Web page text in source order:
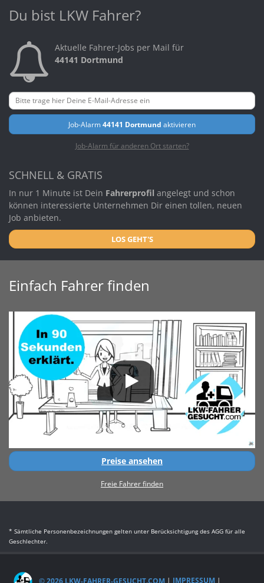
Du bist LKW Fahrer?
Aktuelle Fahrer-Jobs per Mail für
44141 Dortmund
Job-Alarm44141 Dortmund aktivieren
Job-Alarm für anderen Ort starten?
SCHNELL & GRATIS
In nur 1 Minute ist Dein Fahrerprofil angelegt und schon
können interessierte Unternehmen Dir einen tollen, neuen
Job anbieten.
LOS GEHT'S
Einfach Fahrer finden
Preise ansehen
Freie Fahrer finden
* Sämtliche Personenbezeichnungen gelten unter Berücksichtigung des AGG für alle
Geschlechter.
© 2026 LKW-FAHRER-GESUCHT.COM | IMPRESSUM |